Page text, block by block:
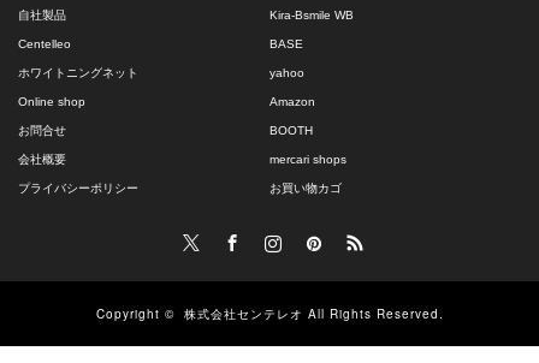
自社製品
Centelleo
ホワイトニングネット
Online shop
お問合せ
会社概要
プライバシーポリシー
Kira-Bsmile WB
BASE
yahoo
Amazon
BOOTH
mercari shops
お買い物カゴ
InstagramPinterest RSS
Copyright © 株式会社センテレオ All Rights Reserved.